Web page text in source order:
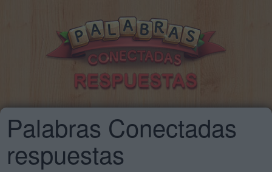
Palabras Conectadas
respuestas